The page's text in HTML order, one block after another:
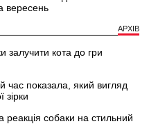
вересень
АРХІВ
кота до гри
час показала, який вигляд
зірки
собаки на стильний